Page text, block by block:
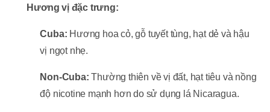
Hương vị đặc trưng:
Cuba: Hương hoa cỏ, gỗ tuyết tùng, hạt dẻ và hậu
vị ngọt nhẹ.
Non-Cuba: Thường thiên về vị đất, hạt tiêu và nồng
độ nicotine mạnh hơn do sử dụng lá Nicaragua.